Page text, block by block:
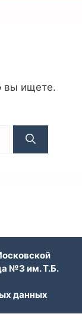
вы ищете.
№3 им. Т.Б.
данных